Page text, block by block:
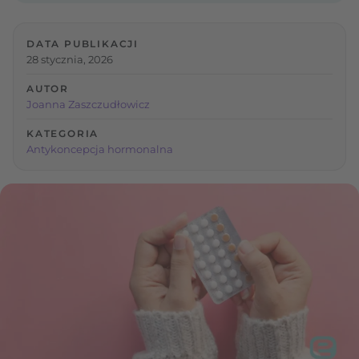
DATA PUBLIKACJI
28 stycznia, 2026
AUTOR
Joanna Zaszczudłowicz
KATEGORIA
Antykoncepcja hormonalna